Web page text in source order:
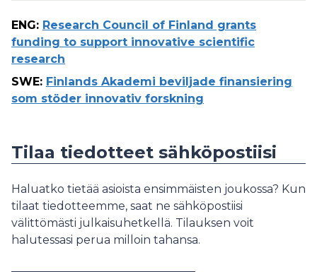
ENG: Research Council of Finland grants
funding to support innovative scientific
research
SWE: Finlands Akademi beviljade finansiering
som stöder innovativ forskning
Tilaa tiedotteet sähköpostiisi
Haluatko tietää asioista ensimmäisten joukossa? Kun
tilaat tiedotteemme, saat ne sähköpostiisi
välittömästi julkaisuhetkellä. Tilauksen voit
halutessasi perua milloin tahansa.